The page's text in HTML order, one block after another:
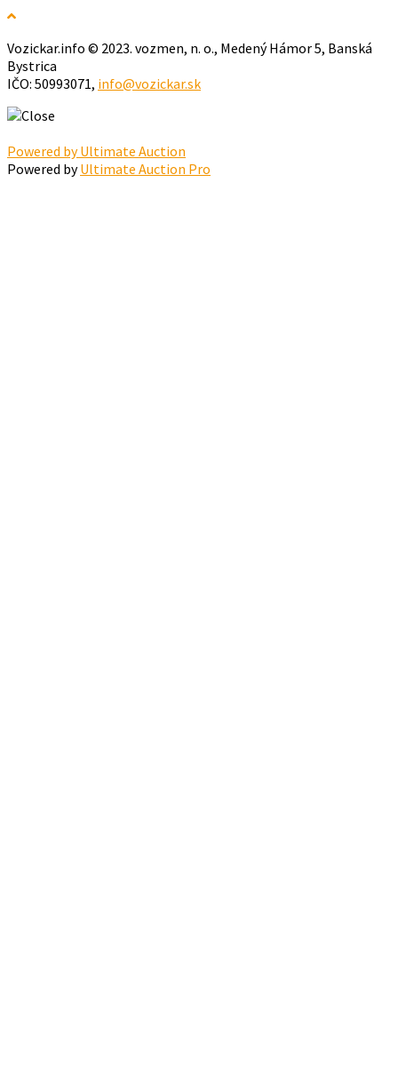
Vozickar.info © 2023. vozmen, n. o., Medený Hámor 5, Banská
Bystrica
IČO: 50993071, info@vozickar.sk
Powered by Ultimate Auction
Powered byUltimate Auction Pro